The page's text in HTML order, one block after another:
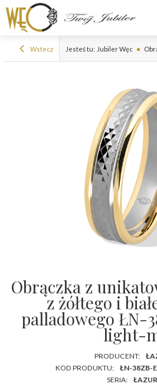
Wstecz Jesteś tu: Jubiler Węc
Obrączka z
z żółtego i
palladowego ŁN-
light-
PRODUCENT:
KOD PRODUKTU:
ŁN-38ZB-
SERIA:
ŁAZUR